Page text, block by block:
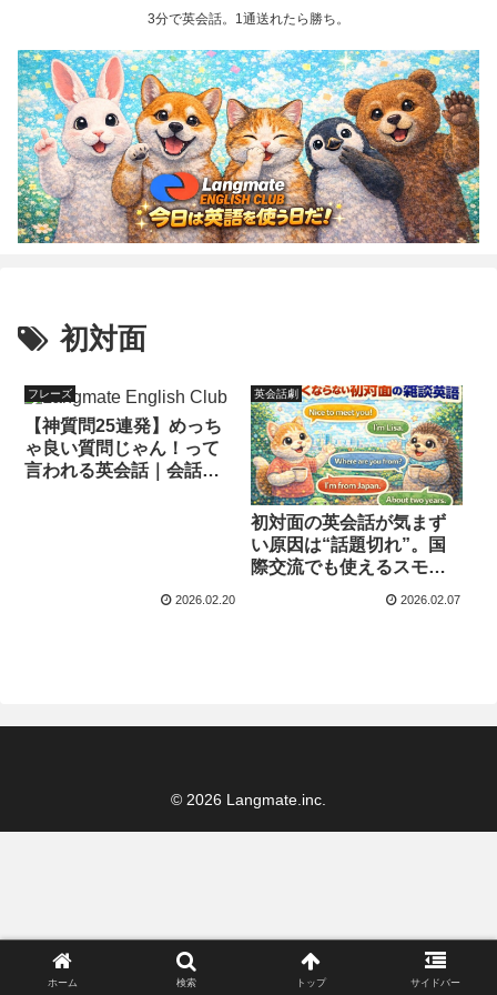
3分で英会話。1通送れたら勝ち。
初対面
フレーズ
【神質問25連発】めっち
ゃ良い質問じゃん！って
言われる英会話｜会話が
2026.02.20
英会話劇
初対面の英会話が気まず
い原因は“話題切れ”。国
際交流でも使えるスモー
2026.02.07
© 2026 Langmate.inc.
ホーム 検索 トップ サイドバー